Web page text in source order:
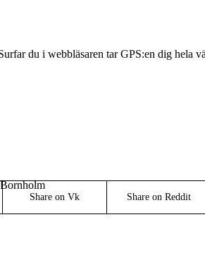
du i webbläsaren tar GPS:en dig hela
Share on Vk Share on Reddit
Bornholm